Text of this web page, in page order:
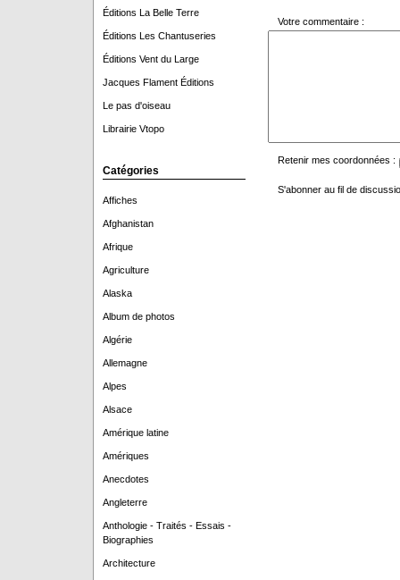
Éditions La Belle Terre
Éditions Les Chantuseries
Éditions Vent du Large
Jacques Flament Éditions
Le pas d'oiseau
Librairie Vtopo
Catégories
Affiches
Afghanistan
Afrique
Agriculture
Alaska
Album de photos
Algérie
Allemagne
Alpes
Alsace
Amérique latine
Amériques
Anecdotes
Angleterre
Anthologie - Traités - Essais -
Biographies
Architecture
Votre commentaire :
Retenir mes coordonnées :
S'abonner au fil de